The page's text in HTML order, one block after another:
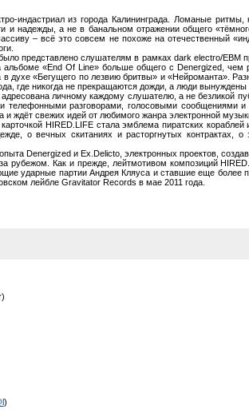
индастриал из города Калининграда. Ломаные
и надежды, а не в банальном отражении общего
– всё это совсем не похоже на отечественный
представлено слушателям в рамках dark electro/EBM
«End Of Line» больше общего с Denergized,
духе «Бегущего по лезвию бритвы» и «Нейроманта».
где никогда не прекращаются дожди, а люди вынуждены
личному каждому слушателю, а не безликой
телефонными разговорами, голосовыми сообщениями
и ждёт свежих идей от любимого жанра электронной
HIRED.LIFE стала эмблема пиратских кораблей
о вечных скитаниях и расторгнутых контрактах,
Denergized и Ex.Delicto, электронных проектов,
рубежом. Как и прежде, лейтмотивом композиций
ударные партии Андрея Кляуса и ставшие еще более
лейбле Gravitator Records в мае 2011 года.
)